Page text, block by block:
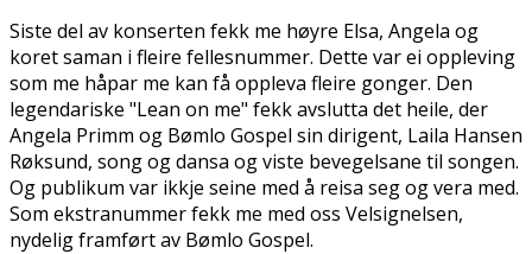
Siste del av konserten fekk me høyre Elsa, Angela og
koret saman i fleire fellesnummer. Dette var ei oppleving
som me håpar me kan få oppleva fleire gonger. Den
legendariske "Lean on me" fekk avslutta det heile, der
Angela Primm og Bømlo Gospel sin dirigent, Laila Hansen
Røksund, song og dansa og viste bevegelsane til songen.
Og publikum var ikkje seine med å reisa seg og vera med.
Som ekstranummer fekk me med oss Velsignelsen,
nydelig framført av Bømlo Gospel.